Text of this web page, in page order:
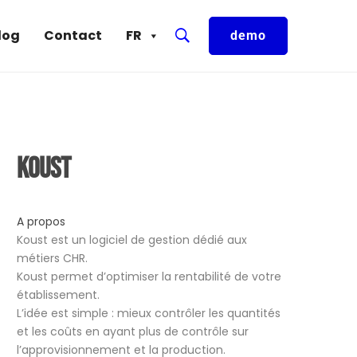
FR
Contact demo
Koust
A propos
Koust est un logiciel de gestion dédié aux
métiers CHR.
Koust permet d’optimiser la rentabilité de votre
établissement.
L’idée est simple : mieux contrôler les quantités
et les coûts en ayant plus de contrôle sur
l’approvisionnement et la production.